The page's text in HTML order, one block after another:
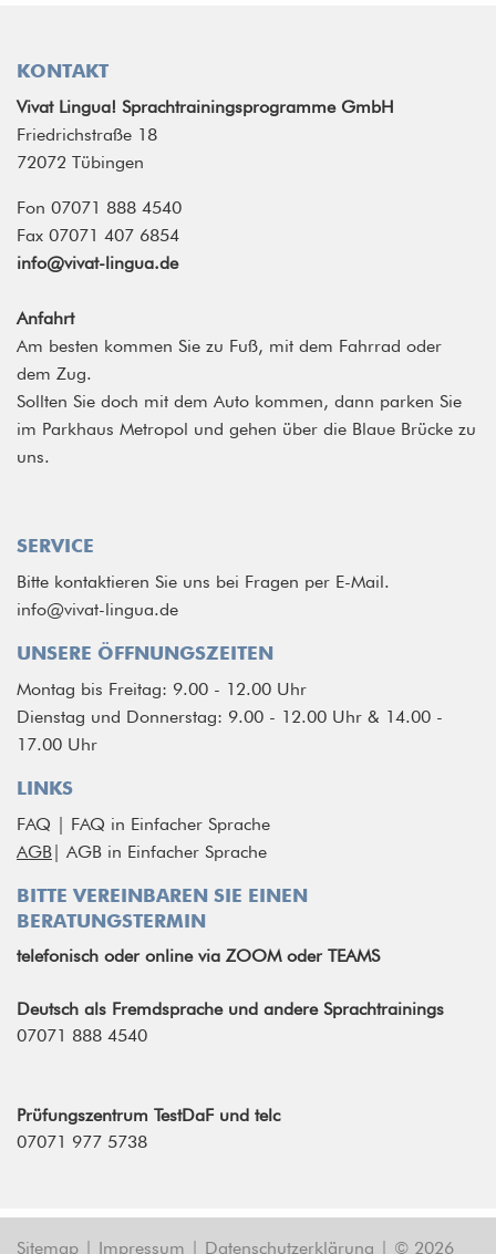
KONTAKT
Vivat Lingua! Sprachtrainingsprogramme GmbH
Friedrichstraße 18
72072 Tübingen
Fon 07071 888 4540
Fax 07071 407 6854
info@vivat-lingua.de
Anfahrt
Am besten kommen Sie zu Fuß, mit dem Fahrrad oder
dem Zug.
Sollten Sie doch mit dem Auto kommen, dann parken Sie
im Parkhaus Metropol und gehen über die Blaue Brücke zu
uns.
SERVICE
Bitte kontaktieren Sie uns bei Fragen per E-Mail.
info@vivat-lingua.de
UNSERE ÖFFNUNGSZEITEN
Montag bis Freitag: 9.00 - 12.00 Uhr
Dienstag und Donnerstag: 9.00 - 12.00 Uhr & 14.00 -
17.00 Uhr
LINKS
FAQ
FAQ in Einfacher Sprache
AGB
AGB in Einfacher Sprache
BITTE VEREINBAREN SIE EINEN
BERATUNGSTERMIN
telefonisch oder online via ZOOM oder TEAMS
Deutsch als Fremdsprache und andere Sprachtrainings
07071 888 4540
Prüfungszentrum TestDaF und telc
07071 977 5738
Sitemap Impressum Datenschutzerklärung © 2026